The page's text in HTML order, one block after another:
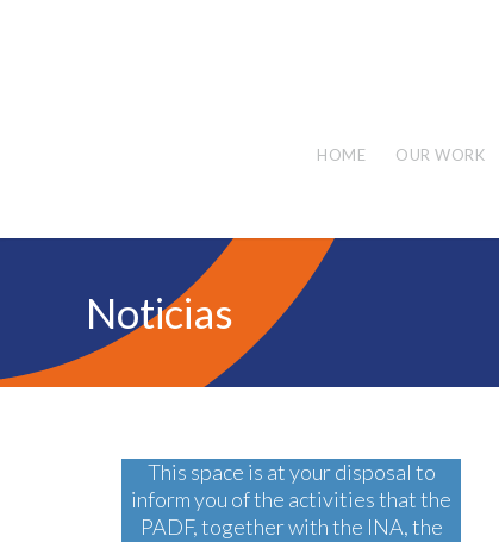
HOME OUR WORK
Noticias
This space is at your disposal to
inform you of the activities that the
PADF, together with the INA, the